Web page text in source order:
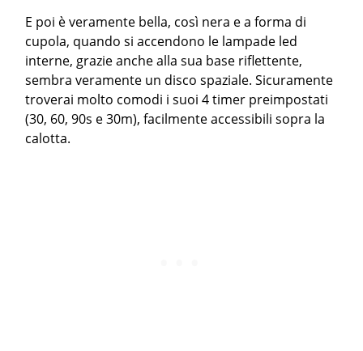
E poi è veramente bella, così nera e a forma di
cupola, quando si accendono le lampade led
interne, grazie anche alla sua base riflettente,
sembra veramente un disco spaziale. Sicuramente
troverai molto comodi i suoi 4 timer preimpostati
(30, 60, 90s e 30m), facilmente accessibili sopra la
calotta.